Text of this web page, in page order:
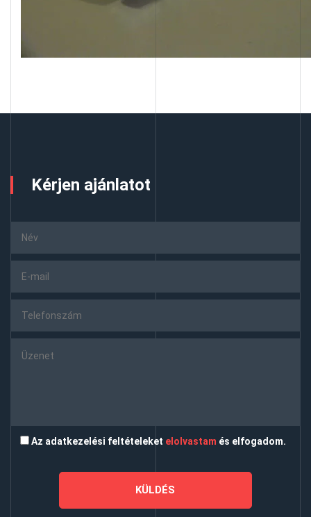
Kérjen ajánlatot
Az adatkezelési feltételeket elolvastam és elfogadom.